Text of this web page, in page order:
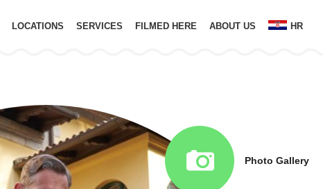
LOCATIONS SERVICES FILMED HERE ABOUT US HR
Photo Gallery